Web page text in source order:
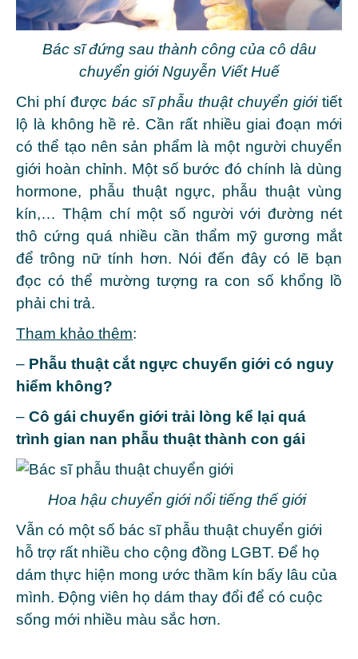
Bác sĩ đứng sau thành công của cô dâu
chuyển giới Nguyễn Viết Huế
Chi phí được bác sĩ phẫu thuật chuyển giớitiết
lộ là không hề rẻ. Cần rất nhiều giai đoạn mới
có thể tạo nên sản phẩm là một người chuyển
giới hoàn chỉnh. Một số bước đó chính là dùng
hormone, phẫu thuật ngực, phẫu thuật vùng
kín,… Thậm chí một số người với đường nét
thô cứng quá nhiều cần thẩm mỹ gương mắt
để trông nữ tính hơn. Nói đến đây có lẽ bạn
đọc có thể mường tượng ra con số khổng lồ
phải chi trả.
Tham khảo thêm:
– Phẫu thuật cắt ngực chuyển giới có nguy
hiểm không?
– Cô gái chuyển giới trải lòng kể lại quá
trình gian nan phẫu thuật thành con gái
Hoa hậu chuyển giới nổi tiếng thế giới
Vẫn có một số bác sĩ phẫu thuật chuyển giới
hỗ trợ rất nhiều cho cộng đồng LGBT. Để họ
dám thực hiện mong ước thầm kín bấy lâu của
mình. Động viên họ dám thay đổi để có cuộc
sống mới nhiều màu sắc hơn.